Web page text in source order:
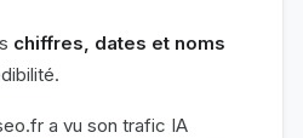
chiffres, dates et noms
a vu son trafic IA